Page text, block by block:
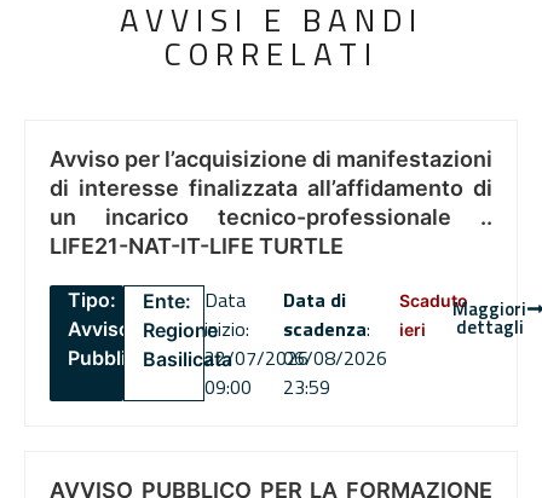
AVVISI E BANDI
CORRELATI
Avviso per l’acquisizione di manifestazioni
di interesse finalizzata all’affidamento di
un incarico tecnico-professionale ..
LIFE21-NAT-IT-LIFE TURTLE
Tipo:
Avviso
Pubblico
Ente:
Regione
Basilicata
Data
inizio:
22/07/2026
09:00
Data di
scadenza:
06/08/2026
23:59
Scaduto
ieri
Maggiori
dettagli
AVVISO PUBBLICO PER LA FORMAZIONE